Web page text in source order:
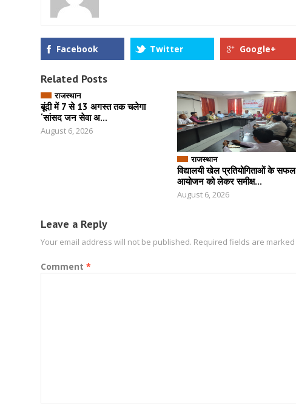
Facebook Twitter Google+
Related Posts
राजस्थान
बूंदी में 7 से 13 अगस्त तक चलेगा
‘सांसद जन सेवा अ...
August 6, 2026
राजस्थान
विद्यालयी खेल प्रतियोगिताओं के सफल
आयोजन को लेकर समीक्ष...
August 6, 2026
Leave a Reply
Your email address will not be published. Required fields are marked
Comment *